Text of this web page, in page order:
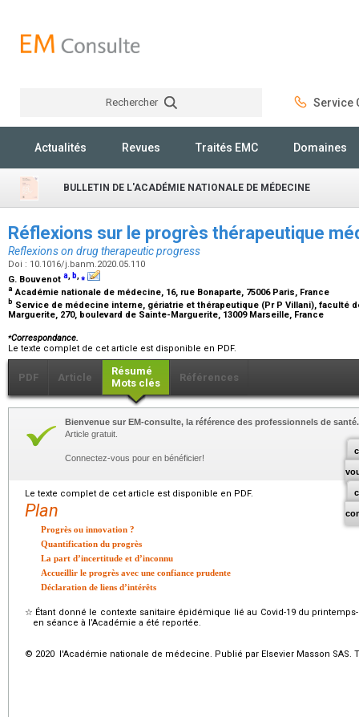
Rechercher Service
Actualités Revues Traités EMC Domaines
BULLETIN DE L'ACADÉMIE NATIONALE DE MÉDECINE
Réflexions sur le progrès thérapeutique
Reflexions on drug therapeutic progress
Doi : 10.1016/j.banm.2020.05.110
G. Bouvenot a, b,⁎
a Académie nationale de médecine, 16, rue Bonaparte, 75006 Paris, France
b Service de médecine interne, gériatrie et thérapeutique (Pr P Villani), faculté
Marguerite, 270, boulevard de Sainte-Marguerite, 13009 Marseille, France
⁎Correspondance.
Le texte complet de cet article est disponible en PDF.
PDF Article
Résumé
Mots clés
Références
Bienvenue sur EM-consulte, la référence des professionnels de santé.
Article gratuit.
Connectez-vous pour en bénéficier!
Le texte complet de cet article est disponible en PDF.
Plan
Progrès ou innovation ?
Quantification du progrès
La part d’incertitude et d’inconnu
Accueillir le progrès avec une confiance prudente
Déclaration de liens d’intérêts
☆ Étant donné le contexte sanitaire épidémique lié au Covid-19 du
en séance à l’Académie a été reportée.
© 2020 l'Académie nationale de médecine. Publié par Elsevier Masson SAS.